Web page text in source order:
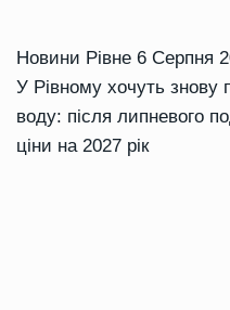
Новини Рівне 6 Серпня
У Рівному хочуть знову
воду: після липневого
ціни на 2027 рік